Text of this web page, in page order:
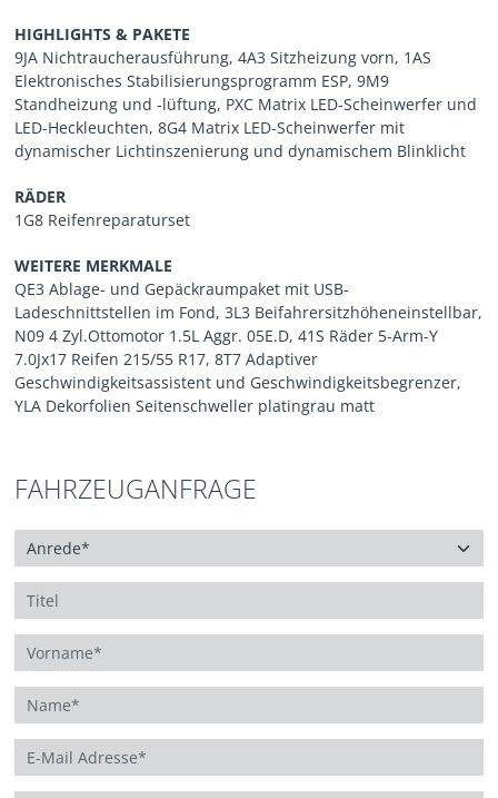
HIGHLIGHTS & PAKETE
9JA Nichtraucherausführung, 4A3 Sitzheizung vorn, 1AS
Elektronisches Stabilisierungsprogramm ESP, 9M9
Standheizung und -lüftung, PXC Matrix LED-Scheinwerfer und
LED-Heckleuchten, 8G4 Matrix LED-Scheinwerfer mit
dynamischer Lichtinszenierung und dynamischem Blinklicht
RÄDER
1G8 Reifenreparaturset
WEITERE MERKMALE
QE3 Ablage- und Gepäckraumpaket mit USB-
Ladeschnittstellen im Fond, 3L3 Beifahrersitzhöheneinstellbar,
N09 4 Zyl.Ottomotor 1.5L Aggr. 05E.D, 41S Räder 5-Arm-Y
7.0Jx17 Reifen 215/55 R17, 8T7 Adaptiver
Geschwindigkeitsassistent und Geschwindigkeitsbegrenzer,
YLA Dekorfolien Seitenschweller platingrau matt
FAHRZEUGANFRAGE